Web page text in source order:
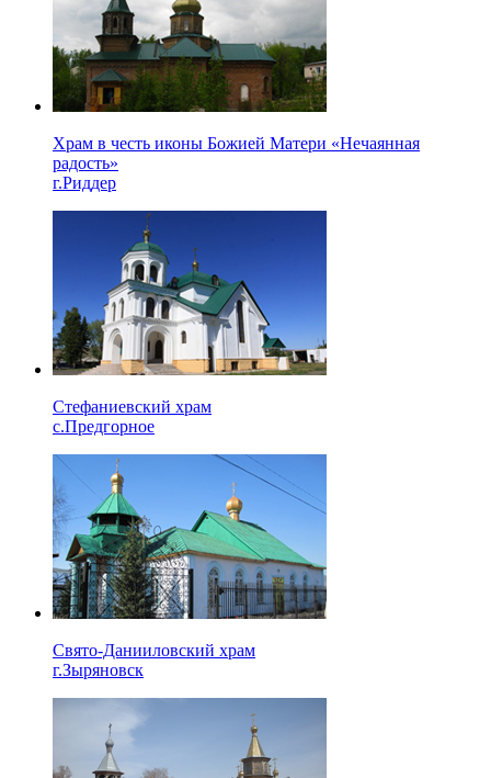
Храм в честь иконы Божией Матери «Нечаянная
радость»
г.Риддер
Стефаниевский храм
с.Предгорное
Свято-Данииловский храм
г.Зыряновск